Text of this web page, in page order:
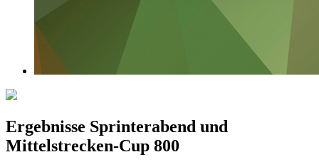
Ergebnisse Sprinterabend und
Mittelstrecken-Cup 800